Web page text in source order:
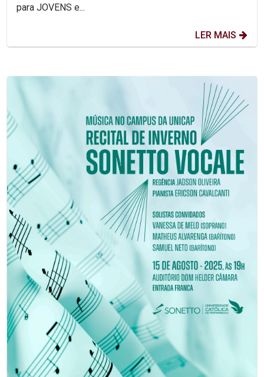
para JOVENS e...
LER MAIS